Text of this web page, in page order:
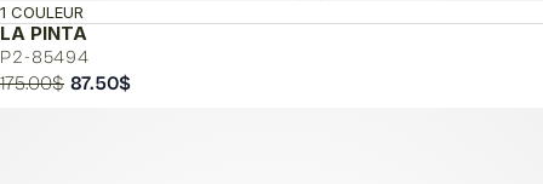
LA PINTA
P2-85494
1 COULEUR
175.00$ Le
87.50$Le